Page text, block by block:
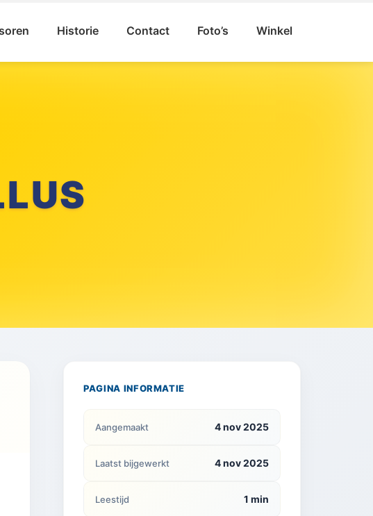
Historie Contact Foto’s Winkel
PAGINA INFORMATIE
Aangemaakt 4 nov 2025
Laatst bijgewerkt 4 nov 2025
Leestijd 1 min